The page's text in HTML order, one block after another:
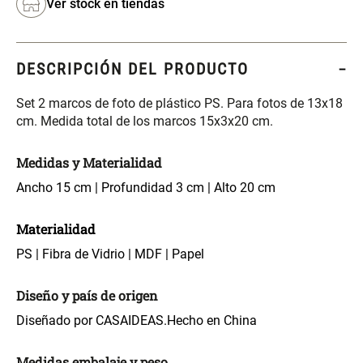
Ver stock en tiendas
DESCRIPCIÓN DEL PRODUCTO
Set 2 marcos de foto de plástico PS. Para fotos de 13x18
cm. Medida total de los marcos 15x3x20 cm.
Medidas y Materialidad
Ancho 15 cm | Profundidad 3 cm | Alto 20 cm
Materialidad
PS | Fibra de Vidrio | MDF | Papel
Diseño y país de origen
Diseñado por CASAIDEAS.Hecho en China
S/ 349.00S/ 261.00
Set Sábanas Algodón satín 240
Hilos
S/ 169.00 S/ 124.00
Canasto Ropa Bambú Redondo
con Forro
119 cm
Comoda Bambú con Puertas 80
S/ 319.00 S/ 254.90
Almohada Sensación Plumas
Plumón Pluma